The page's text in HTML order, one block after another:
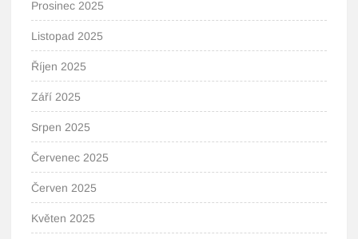
Prosinec 2025
Listopad 2025
Říjen 2025
Září 2025
Srpen 2025
Červenec 2025
Červen 2025
Květen 2025